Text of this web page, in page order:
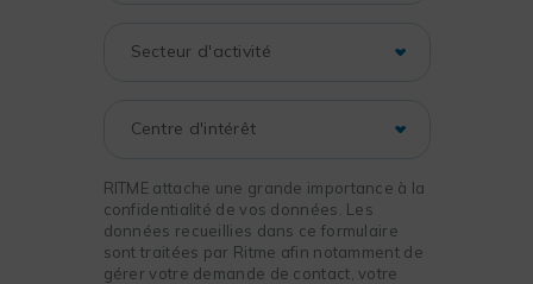
RITME attache une grande importance à la
confidentialité de vos données. Les
données recueillies dans ce formulaire
sont traitées par Ritme afin notamment de
gérer votre demande de contact, votre